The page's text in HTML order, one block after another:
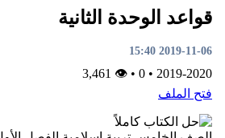
قواعد الوحدة الثانية
2019-11-06 15:40
2019-2020
•
0
•
👁 3,461
فتح الملف